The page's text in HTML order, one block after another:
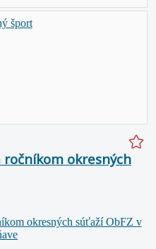
ročníkom okresných